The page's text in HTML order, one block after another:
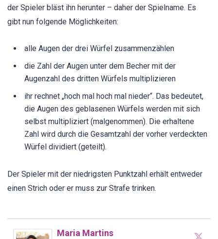
der Spieler bläst ihn herunter – daher der Spielname. Es
gibt nun folgende Möglichkeiten:
alle Augen der drei Würfel zusammenzählen
die Zahl der Augen unter dem Becher mit der
Augenzahl des dritten Würfels multiplizieren
ihr rechnet „hoch mal hoch mal nieder“. Das bedeutet,
die Augen des geblasenen Würfels werden mit sich
selbst multipliziert (malgenommen). Die erhaltene
Zahl wird durch die Gesamtzahl der vorher verdeckten
Würfel dividiert (geteilt).
Der Spieler mit der niedrigsten Punktzahl erhält entweder
einen Strich oder er muss zur Strafe trinken.
Maria Martins